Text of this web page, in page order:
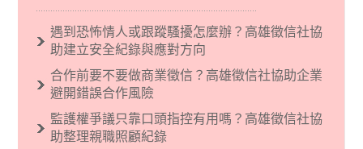
義後來就被拿來暗指偏見和歧視，而且有沙文主
義傾向的人，通常對於自己的國家和民族有超強
烈的卓越感，因而瞧不起其他國家的人，所以沙
現了男性沙文…
遇到恐怖情人或跟蹤騷擾怎麼辦？高雄徵信社協
助建立安全紀錄與應對方向
合作前要不要做商業徵信？高雄徵信社協助企業
避開錯誤合作風險
監護權爭議只靠口頭指控有用嗎？高雄徵信社協
助整理親職照顧紀錄